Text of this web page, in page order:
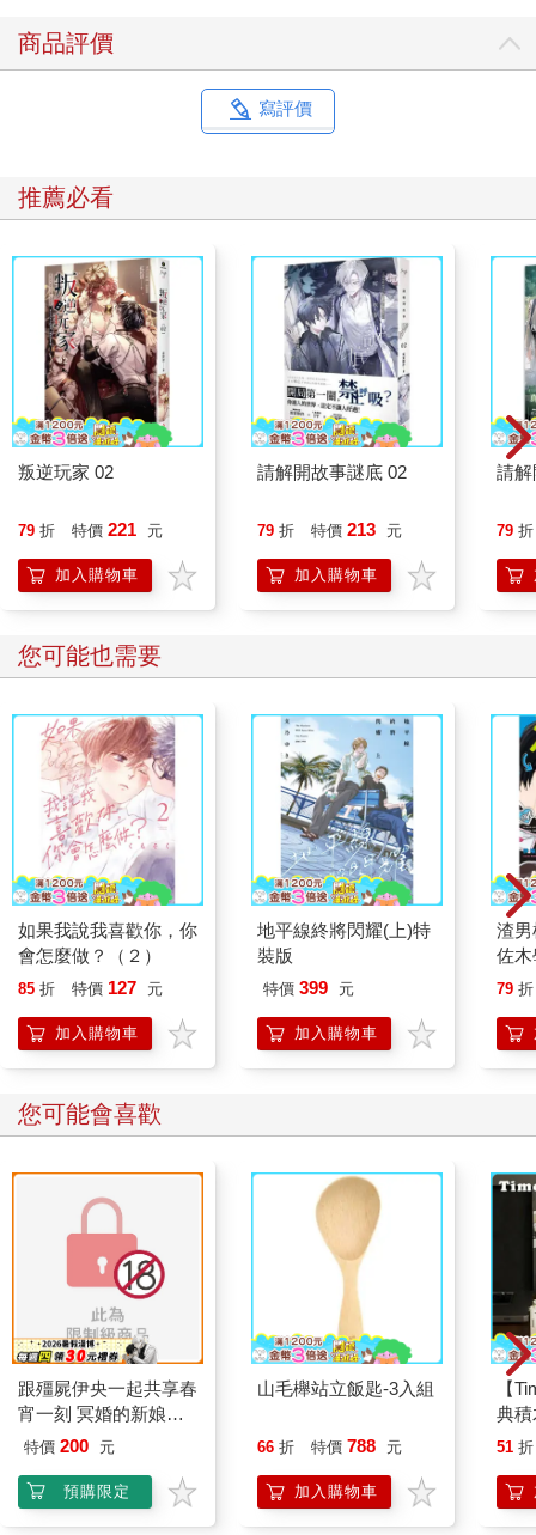
商品評價
寫評價
推薦必看
叛逆玩家 02
79 折 特價 221 元
加入購物車
請解開故事謎底 02
79 折 特價 213 元
加入購物車
請解
79 折
您可能也需要
如果我說我喜歡你，你
會怎麼做？（２）
85 折 特價 127 元
加入購物車
地平線終將閃耀(上)特
裝版
特價 399 元
加入購物車
渣
佐
79 折
您可能會喜歡
跟殭屍伊央一起共享春
宵一刻 冥婚的新娘番
外篇
特價 200 元
預購限定
山毛櫸站立飯匙-3入組
66 折 特價 788 元
加入購物車
【
典
51 折